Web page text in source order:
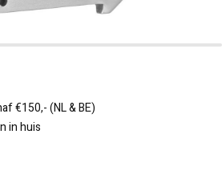
€150,- (NL & BE)
in huis